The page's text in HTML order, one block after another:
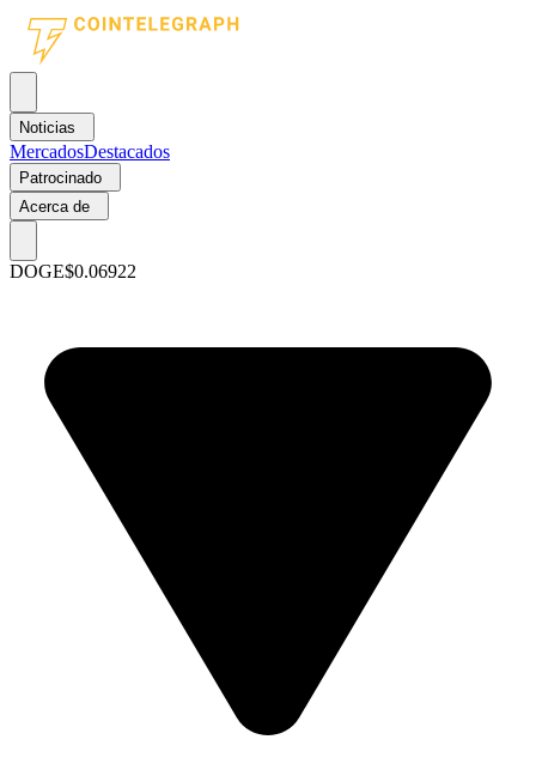
Noticias
MercadosDestacados
Patrocinado
Acerca de
DOGE$0.06922